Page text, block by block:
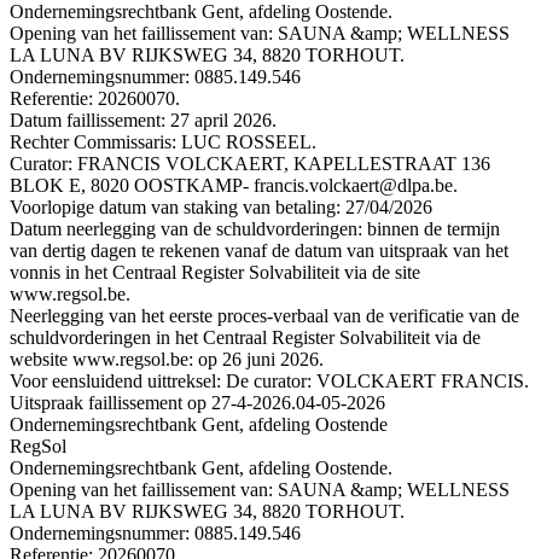
Ondernemingsrechtbank Gent, afdeling Oostende.
Opening van het faillissement van: SAUNA &amp; WELLNESS
LA LUNA BV RIJKSWEG 34, 8820 TORHOUT.
Ondernemingsnummer: 0885.149.546
Referentie: 20260070.
Datum faillissement: 27 april 2026.
Rechter Commissaris: LUC ROSSEEL.
Curator: FRANCIS VOLCKAERT, KAPELLESTRAAT 136
BLOK E, 8020 OOSTKAMP- francis.volckaert@dlpa.be.
Voorlopige datum van staking van betaling: 27/04/2026
Datum neerlegging van de schuldvorderingen: binnen de termijn
van dertig dagen te rekenen vanaf de datum van uitspraak van het
vonnis in het Centraal Register Solvabiliteit via de site
www.regsol.be.
Neerlegging van het eerste proces-verbaal van de verificatie van de
schuldvorderingen in het Centraal Register Solvabiliteit via de
website www.regsol.be: op 26 juni 2026.
Voor eensluidend uittreksel: De curator: VOLCKAERT FRANCIS.
Uitspraak faillissement op 27-4-2026.04-05-2026
Ondernemingsrechtbank Gent, afdeling Oostende
RegSol
Ondernemingsrechtbank Gent, afdeling Oostende.
Opening van het faillissement van: SAUNA &amp; WELLNESS
LA LUNA BV RIJKSWEG 34, 8820 TORHOUT.
Ondernemingsnummer: 0885.149.546
Referentie: 20260070.